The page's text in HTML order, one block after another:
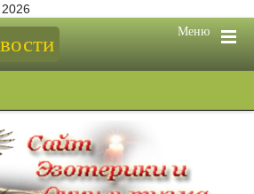
2026
Меню